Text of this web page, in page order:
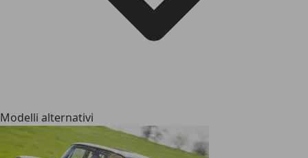
Modelli alternativi